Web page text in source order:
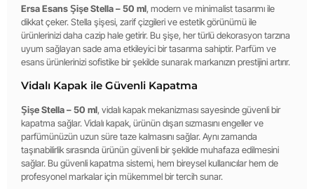
Ersa Esans Şişe Stella – 50 ml, modern ve minimalist tasarımı ile
dikkat çeker. Stella şişesi, zarif çizgileri ve estetik görünümü ile
ürünlerinizi daha cazip hale getirir. Bu şişe, her türlü dekorasyon tarzına
uyum sağlayan sade ama etkileyici bir tasarıma sahiptir. Parfüm ve
esans ürünlerinizi sofistike bir şekilde sunarak markanızın prestijini artırır.
Vidalı Kapak ile Güvenli Kapatma
Şişe Stella – 50 ml, vidalı kapak mekanizması sayesinde güvenli bir
kapatma sağlar. Vidalı kapak, ürünün dışarı sızmasını engeller ve
parfümünüzün uzun süre taze kalmasını sağlar. Aynı zamanda
taşınabilirlik sırasında ürünün güvenli bir şekilde muhafaza edilmesini
sağlar. Bu güvenli kapatma sistemi, hem bireysel kullanıcılar hem de
profesyonel markalar için mükemmel bir tercih sunar.